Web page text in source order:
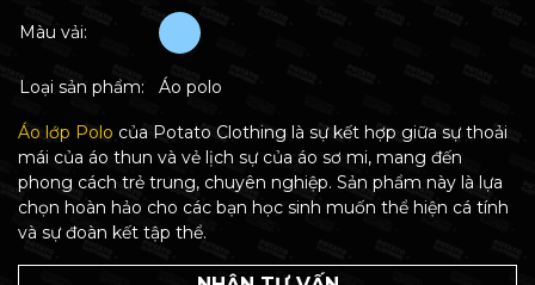
Màu vải:
Loại sản phẩm: Áo polo
Áo lớp Polo của Potato Clothing là sự kết hợp giữa sự thoải
mái của áo thun và vẻ lịch sự của áo sơ mi, mang đến
phong cách trẻ trung, chuyên nghiệp. Sản phẩm này là lựa
chọn hoàn hảo cho các bạn học sinh muốn thể hiện cá tính
và sự đoàn kết tập thể.